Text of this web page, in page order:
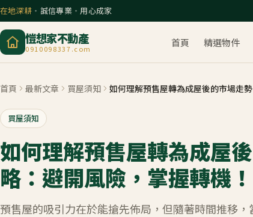
在地深耕 ・ 誠信專業・用心成家
愷想家不動產
0910098337.com
首頁 精選物件
首頁 最新文章 買屋須知 如何理解預售屋轉為成屋後的市場走
買屋須知
如何理解預售屋轉為成屋
略：避開風險，掌握轉機！
預售屋的吸引力在於能搶先佈局，但隨著時間推移